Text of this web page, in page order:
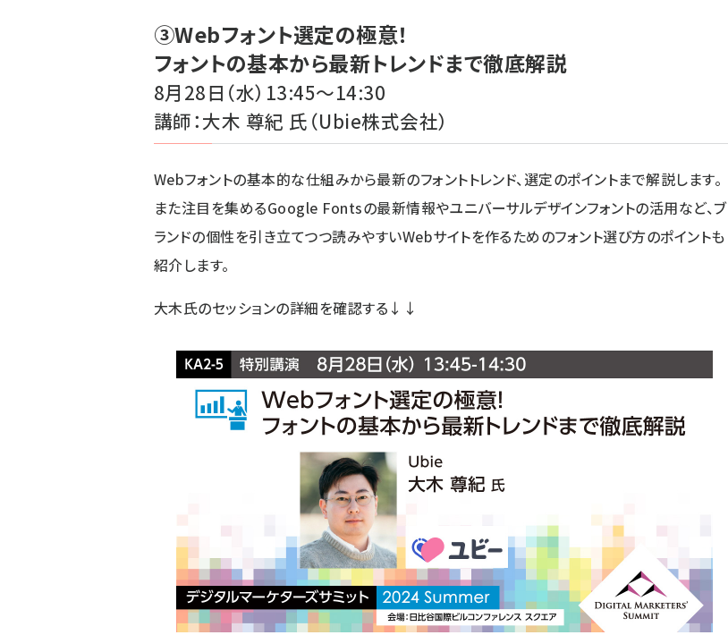
③Webフォント選定の極意！
フォントの基本から最新トレンドまで徹底解説
8月28日（水）13:45～14:30
講師：大木 尊紀 氏（Ubie株式会社）
Webフォントの基本的な仕組みから最新のフォントトレンド、選定のポイントまで解説します。
また注目を集めるGoogle Fontsの最新情報やユニバーサルデザインフォントの活用など、ブ
ランドの個性を引き立てつつ読みやすいWebサイトを作るためのフォント選び方のポイントも
紹介します。
大木氏のセッションの詳細を確認する↓↓